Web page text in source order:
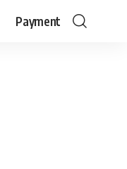
Payment